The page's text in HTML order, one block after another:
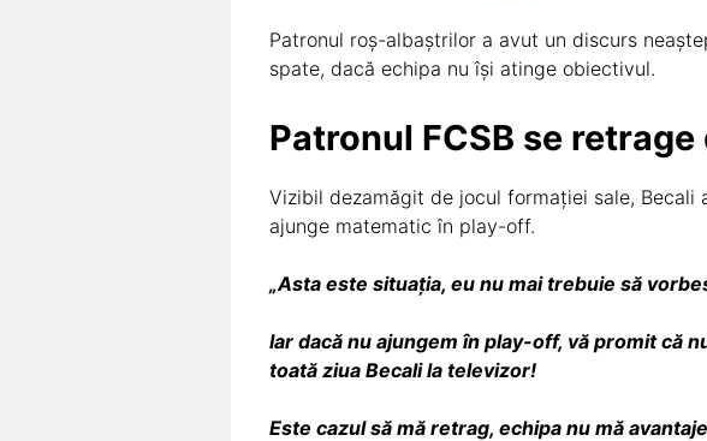
Patronul roș-albaștrilor a avut un discurs
spate, dacă echipa nu își atinge obiectivul.
Patronul FCSB se
Vizibil dezamăgit de jocul formației sale,
ajunge matematic în play-off.
„Asta este situația, eu nu mai trebuie să
Iar dacă nu ajungem în play-off, vă promit că
toată ziua Becali la televizor!
Este cazul să mă retrag, echipa nu mă